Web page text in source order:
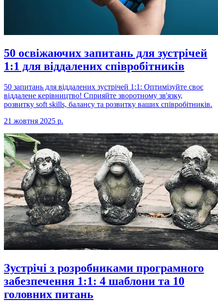
50 освіжаючих запитань для зустрічей
1:1 для віддалених співробітників
50 запитань для віддалених зустрічей 1:1: Оптимізуйте своє
віддалене керівництво! Сприяйте зворотному зв'язку,
розвитку soft skills, балансу та розвитку ваших співробітників.
21 жовтня 2025 р.
Зустрічі з розробниками програмного
забезпечення 1:1: 4 шаблони та 10
головних питань